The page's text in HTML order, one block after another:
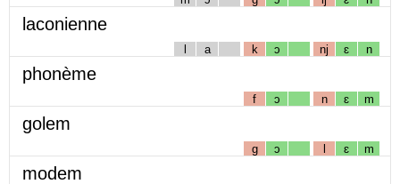
laconienne
l a k ɔ nj ɛ n
phonème
f ɔ n ɛ m
golem
g ɔ l ɛ m
modem